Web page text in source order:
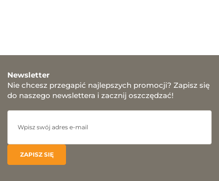
Newsletter
Nie chcesz przegapić najlepszych promocji? Zapisz się
do naszego newslettera i zacznij oszczędzać!